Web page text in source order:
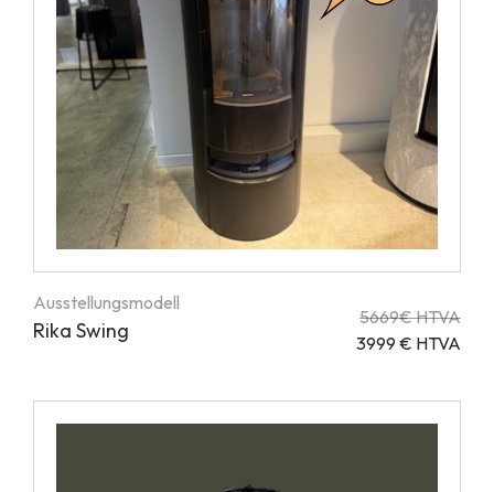
Ausstellungsmodell
Rika Swing
5669€ HTVA
3999 € HTVA